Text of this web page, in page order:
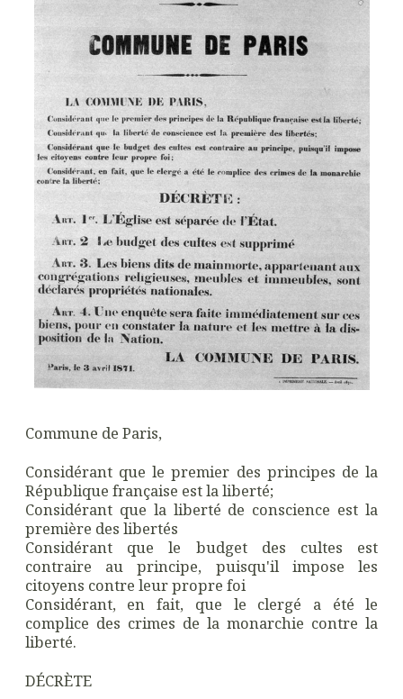
Commune de Paris,
Considérant que le premier des principes de la
République française est la liberté;
Considérant que la liberté de conscience est la
première des libertés
Considérant que le budget des cultes est
contraire au principe, puisqu'il impose les
citoyens contre leur propre foi
Considérant, en fait, que le clergé a été le
complice des crimes de la monarchie contre la
liberté.
DÉCRÈTE